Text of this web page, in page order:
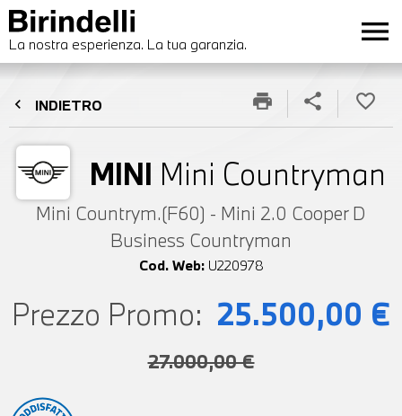
La nostra esperienza. La tua garanzia. menu
chevron_left INDIETRO
MINI Mini Countryman
Mini Countrym.(F60) - Mini 2.0 Cooper D
Business Countryman
Cod. Web: U220978
print share favorite_border
Prezzo Promo: 25.500,00 €
27.000,00 €